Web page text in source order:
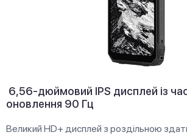
6,56-дюймовий IPS дисплей із
оновлення 90 Гц
Великий HD+ дисплей з роздільною